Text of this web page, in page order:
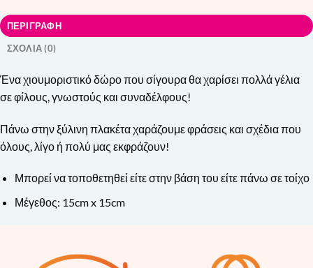
ΠΕΡΙΓΡΑΦΗ
ΣΧΟΛΙΑ (0)
Ένα χιουμοριστικό δώρο που σίγουρα θα χαρίσει πολλά γέλια
σε φίλους, γνωστούς και συναδέλφους!
Πάνω στην ξύλινη πλακέτα χαράζουμε φράσεις και σχέδια που
όλους, λίγο ή πολύ μας εκφράζουν!
Μπορεί να τοποθετηθεί είτε στην βάση του είτε πάνω σε τοίχο
Μέγεθος: 15cm x 15cm